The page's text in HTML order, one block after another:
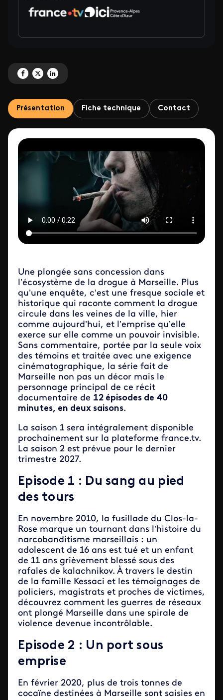
Partagez 'Narcorama, il était une fois Marseille' sur Facebook
Partagez 'Narcorama, il était une fois Marseille' sur X
Partagez 'Narcorama, il était une fois Marseille' sur LinkedIn
Présentation Fiche technique Contact
ID de la video FTV Preview
Une plongée sans concession dans
l’écosystème de la drogue à Marseille. Plus
qu’une enquête, c’est une fresque sociale et
historique qui raconte comment la drogue
circule dans les veines de la ville, hier
comme aujourd’hui, et l’emprise qu’elle
exerce sur elle comme un pouvoir invisible.
Sans commentaire, portée par la seule voix
des témoins et traitée avec une exigence
cinématographique, la série fait de
Marseille non pas un décor mais le
personnage principal de ce récit
documentaire de 12 épisodes de 40
minutes, en deux saisons.
La saison 1 sera intégralement disponible
prochainement sur la plateforme france.tv.
La saison 2 est prévue pour le dernier
trimestre 2027.
Episode 1 : Du sang au pied
des tours
En novembre 2010, la fusillade du Clos-la-
Rose marque un tournant dans l’histoire du
narcobanditisme marseillais : un
adolescent de 16 ans est tué et un enfant
de 11 ans grièvement blessé sous des
rafales de kalachnikov. À travers le destin
de la famille Kessaci et les témoignages de
policiers, magistrats et proches de victimes,
découvrez comment les guerres de réseaux
ont plongé Marseille dans une spirale de
violence devenue incontrôlable.
Episode 2 : Un port sous
emprise
En février 2020, plus de trois tonnes de
cocaïne destinées à Marseille sont saisies en